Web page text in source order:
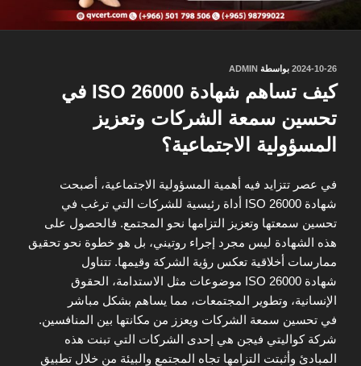
نُشر
في
2024-10-26 بواسطة ADMIN
كيف تساهم شهادة ISO 26000 في
تحسين سمعة الشركات وتعزيز
المسؤولية الاجتماعية؟
في عصر تتزايد فيه أهمية المسؤولية الاجتماعية، أصبحت
شهادة ISO 26000 أداة رئيسية للشركات التي ترغب في
تحسين سمعتها وتعزيز التزامها نحو المجتمع. فالحصول على
هذه الشهادة ليس مجرد إجراء روتيني، بل هو خطوة نحو تحقيق
ممارسات أخلاقية تعكس رؤية الشركة وقيمها. تتناول
شهادة ISO 26000 موضوعات مثل الاستدامة، الحقوق
الإنسانية، وتطوير المجتمعات، مما يساهم بشكل مباشر
في تحسين سمعة الشركات ويعزز من مكانتها بين المنافسين.
شركة كواليتي فيجن هي إحدى الشركات التي تبنت هذه
المبادئ وأثبتت التزامها تجاه المجتمع والبيئة من خلال تطبيق